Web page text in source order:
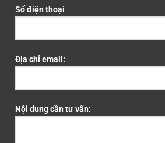
Số điện thoại
Địa chỉ email:
Nội dung cần tư vấn: